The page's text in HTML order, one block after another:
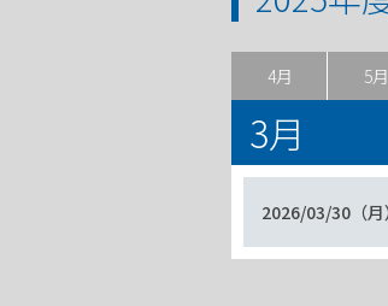
4月 5月
3月
2026/03/30（月）